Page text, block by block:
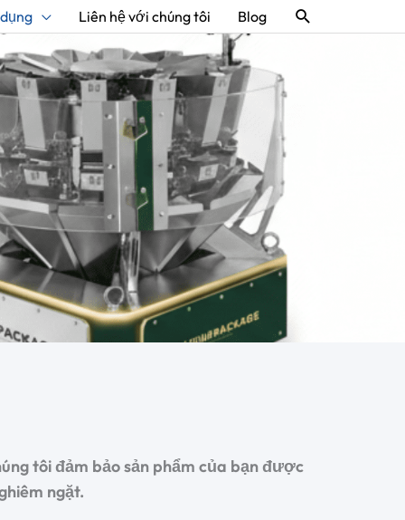
Liên hệ với chúng tôi Blog Tìm
kiếm
tôi đảm bảo sản phẩm của bạn được
ngặt.